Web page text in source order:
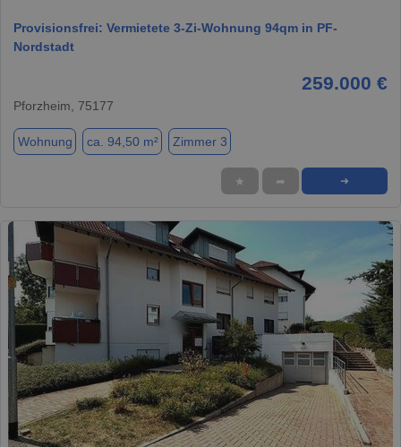
Provisionsfrei: Vermietete 3-Zi-Wohnung 94qm in PF-
Nordstadt
259.000 €
Pforzheim, 75177
Wohnung ca. 94,50 m² Zimmer 3
★ ➦ ➜